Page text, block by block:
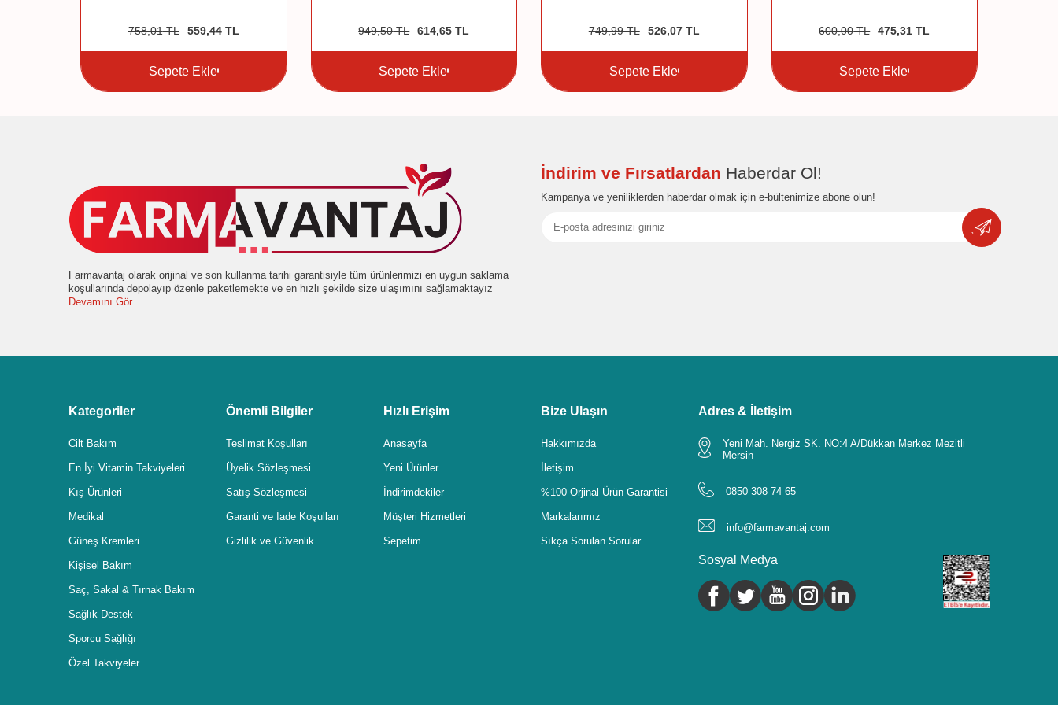
758,01TL 559,44TL
Sepete Ekle
949,50TL 614,65 TL
Sepete Ekle
749,99TL 526,07TL
Sepete Ekle
600,00TL 475,31 TL
Sepete Ekle
Farmavantaj olarak orijinal ve son kullanma tarihi garantisiyle tüm ürünlerimizi en uygun saklama
koşullarında depolayıp özenle paketlemekte ve en hızlı şekilde size ulaşımını sağlamaktayız
Devamını Gör
İndirim ve Fırsatlardan Haberdar Ol!
Kampanya ve yeniliklerden haberdar olmak için e-bültenimize abone olun!
Kategoriler
Cilt Bakım
En İyi Vitamin Takviyeleri
Kış Ürünleri
Medikal
Güneş Kremleri
Kişisel Bakım
Saç, Sakal & Tırnak Bakım
Sağlık Destek
Sporcu Sağlığı
Özel Takviyeler
Önemli Bilgiler
Teslimat Koşulları
Üyelik Sözleşmesi
Satış Sözleşmesi
Garanti ve İade Koşulları
Gizlilik ve Güvenlik
Hızlı Erişim
Anasayfa
Yeni Ürünler
İndirimdekiler
Müşteri Hizmetleri
Sepetim
Bize Ulaşın
Hakkımızda
İletişim
%100 Orjinal Ürün Garantisi
Markalarımız
Sıkça Sorulan Sorular
Adres & İletişim
Yeni Mah. Nergiz SK. NO:4 A/Dükkan Merkez Mezitli
Mersin
0850 308 74 65
info@farmavantaj.com
Sosyal Medya